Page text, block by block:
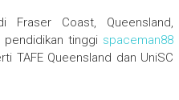
Fraser Coast, Queensland,
pendidikan tinggi spaceman88
TAFE Queensland dan UniSC